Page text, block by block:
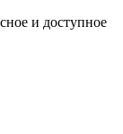
и доступное